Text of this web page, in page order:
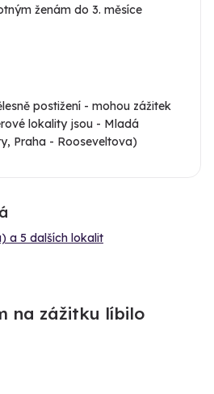
ženám do 3. měsíce
postižení - mohou zážitek
lokality jsou - Mladá
Praha - Rooseveltova)
a 5 dalších lokalit
na zážitku líbilo